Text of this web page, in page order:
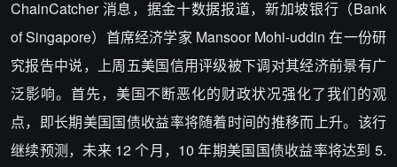
ChainCatcher 消息，据金十数据报道，新加坡银行（Bank
of Singapore）首席经济学家 Mansoor Mohi-uddin 在一份研
究报告中说，上周五美国信用评级被下调对其经济前景有广
泛影响。首先，美国不断恶化的财政状况强化了我们的观
点，即长期美国国债收益率将随着时间的推移而上升。该行
继续预测，未来 12 个月，10 年期美国国债收益率将达到 5.